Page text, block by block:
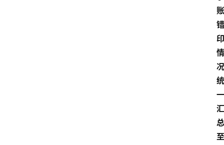
账
错
印
情
况
统
一
汇
总
至